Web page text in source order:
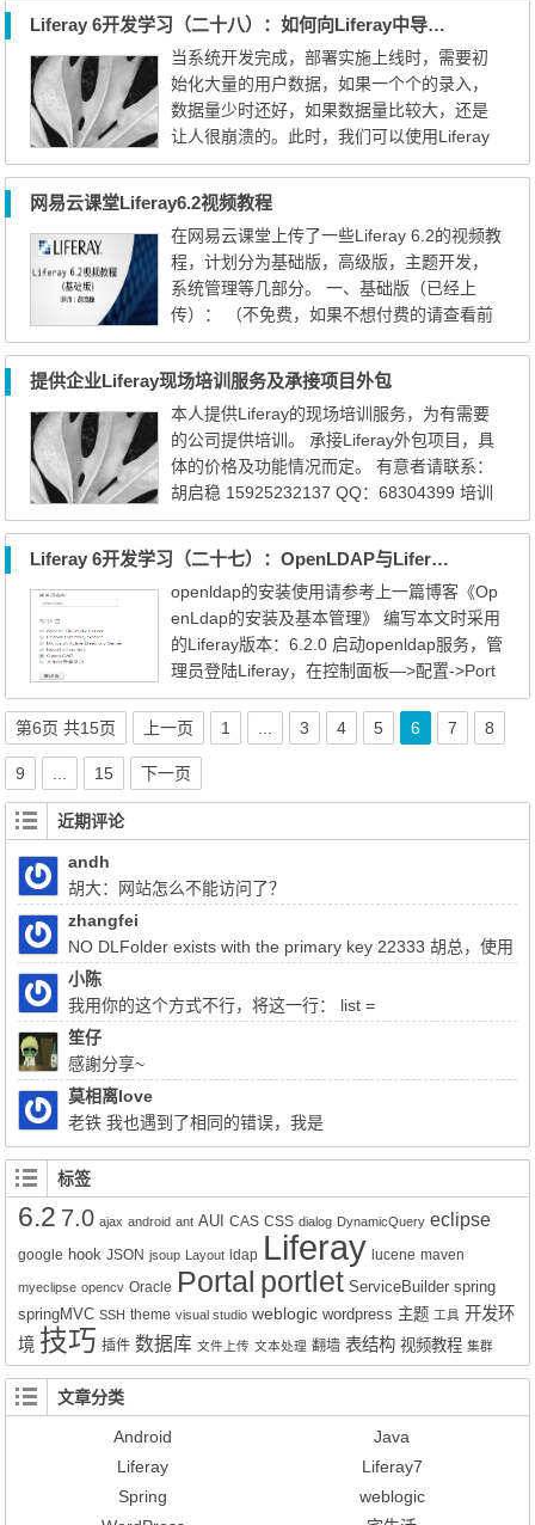
ng userName = request.getParameter("user
Name") 或者： String userName = ParamUt
il.getString(request, "userName"); 我们会发
现这两种方式取到的值都是空的，而同样的
代码在6.2之...
Liferay 6开发学习（二十八）：如何向Liferay中导入用户
当系统开发完成，部署实施上线时，需要初
始化大量的用户数据，如果一个个的录入，
数据量少时还好，如果数据量比较大，还是
让人很崩溃的。此时，我们可以使用Liferay
的API进行用户的导入，Liferay本身并没有提
供CSV或EXCEL的用户导入方法，需要我们
有一定的二次开发。 导入的方法大概有几
种： （注意：本文的说明是基于Liferay6.2.1
的版本，其他版本可能稍有差异） 1、LDAP
的导入，就是我们在的用户在LDAP中...
网易云课堂Liferay6.2视频教程
在网易云课堂上传了一些Liferay 6.2的视频教
程，计划分为基础版，高级版，主题开发，
系统管理等几部分。 一、基础版（已经上
传）： （不免费，如果不想付费的请查看前
面的博客，基本上内容都有） http://study.16
3.com/course/introduction/668003.htm#/cou
rseDetail 章节1 Liferay的基本介绍 课时1 Por
tal的基本介绍 课时2 什么是Portlet 课时3 Life
ray介绍10:42 章节2 Liferay的安装和开发环
境的配置 ...
提供企业Liferay现场培训服务及承接项目外包
本人提供Liferay的现场培训服务，为有需要
的公司提供培训。 承接Liferay外包项目，具
体的价格及功能情况而定。 有意者请联系：
胡启稳 15925232137 QQ：68304399 培训
内容提纳见下面（可根据实际情况定制），
版本6.2.1或6.1.1均可，培训人数无限制，培
训时长为五天，结束时提供： 1、整个培训过
程中的屏幕录屏 2、培训过程中的讲解PPT
（电子版） 3、培训过程中相关的demo示例
4、结束后一个月的在线支持（QQ...
Liferay 6开发学习（二十七）：OpenLDAP与Liferay的集成
openldap的安装使用请参考上一篇博客《Op
enLdap的安装及基本管理》 编写本文时采用
的Liferay版本：6.2.0 启动openldap服务，管
理员登陆Liferay，在控制面板—>配置->Port
al设置->认证->LDAP，点击添加，如下图所
示 填写服务器名称便于管理多个LDAP服务，
选择所用服务器 录入相应的LDAP服务器连
接信息： 基本供应商URL：录入ldap相对应
的服务地址，格式为ldap://ip:port 基本域名：
第6页 共15页 上一页 1 3 4 5 6 7 8
9 15 下一页
近期评论
andh
胡大：网站怎么不能访问了？
zhangfei
NO DLFolder exists with the primary key 22333 胡总，使用
liferay上传文件报了这个错，该怎么解决
小陈
我用你的这个方式不行，将这一行： list =
(List)QueryUtil.list(q, getDialect(),start, end, false); 注释掉换成：
list = q.list();前面的：Query q = session.createQuery(sql); 换成
Query q = session.createSQLQuery(HQL).addEntity("这里是xx-
service.xml的名称", 类名Impl.class);就可以实现查询功能了。但是
有个问题就是只能得到该类的所有属性所对应的值，其它类的值无
法获得。比如我们的sql写联查就只能得到其中一张表的数据而不是
该SQL语句查询到的所有数据。求教该如何解决的好呢？
笙仔
感謝分享~
莫相离love
老铁 我也遇到了相同的错误，我是
Liferay7.0.4+openldap2.4报的这个错，请问你解决了吗？
标签
6.2 7.0 ajax android ant AUI CAS CSS dialog DynamicQuery eclipse
google hook JSON jsoup Layout ldap Liferay lucene maven
myeclipse opencv Oracle Portal portlet ServiceBuilder spring
springMVC SSH theme visual studio weblogic wordpress 主题 工具 开发环
境 技巧 插件 数据库 文件上传 文本处理 翻墙 表结构 视频教程 集群
文章分类
Android
Java
Liferay
Liferay7
Spring
weblogic